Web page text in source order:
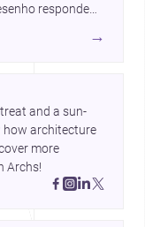
responde
são
mais humanos,
→
and a sun-
how architecture
more
Archs!